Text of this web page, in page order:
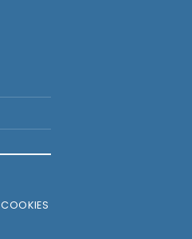
COOKIES